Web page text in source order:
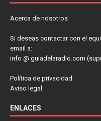
Acerca de nosotros
Si deseas contactar con el
email a:
info @ guiadelaradio.com
Política de privacidad
Aviso legal
ENLACES